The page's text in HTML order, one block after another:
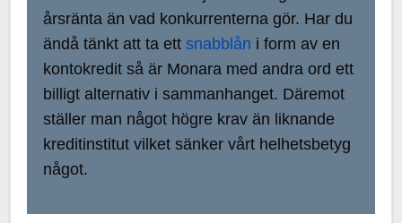
årsränta än vad konkurrenterna gör. Har du
ändå tänkt att ta ett snabblån i form av en
kontokredit så är Monara med andra ord ett
billigt alternativ i sammanhanget. Däremot
ställer man något högre krav än liknande
kreditinstitut vilket sänker vårt helhetsbetyg
något.